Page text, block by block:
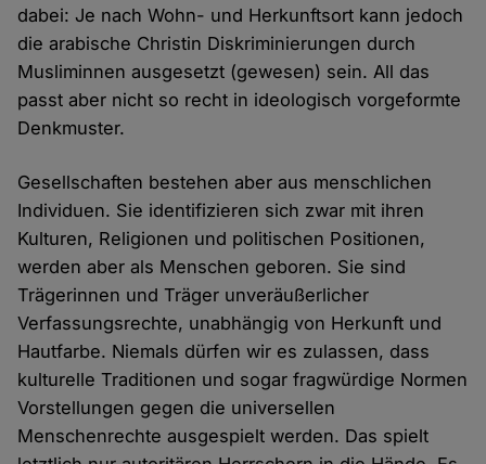
dabei: Je nach Wohn- und Herkunftsort kann jedoch
die arabische Christin Diskriminierungen durch
Musliminnen ausgesetzt (gewesen) sein. All das
passt aber nicht so recht in ideologisch vorgeformte
Denkmuster.
Gesellschaften bestehen aber aus menschlichen
Individuen. Sie identifizieren sich zwar mit ihren
Kulturen, Religionen und politischen Positionen,
werden aber als Menschen geboren. Sie sind
Trägerinnen und Träger unveräußerlicher
Verfassungsrechte, unabhängig von Herkunft und
Hautfarbe. Niemals dürfen wir es zulassen, dass
kulturelle Traditionen und sogar fragwürdige Normen
Vorstellungen gegen die universellen
Menschenrechte ausgespielt werden. Das spielt